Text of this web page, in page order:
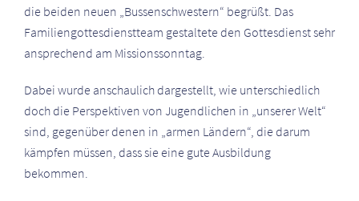
die beiden neuen „Bussenschwestern“ begrüßt. Das
Familiengottesdienstteam gestaltete den Gottesdienst sehr
ansprechend am Missionssonntag.
Dabei wurde anschaulich dargestellt, wie unterschiedlich
doch die Perspektiven von Jugendlichen in „unserer Welt“
sind, gegenüber denen in „armen Ländern“, die darum
kämpfen müssen, dass sie eine gute Ausbildung
bekommen.